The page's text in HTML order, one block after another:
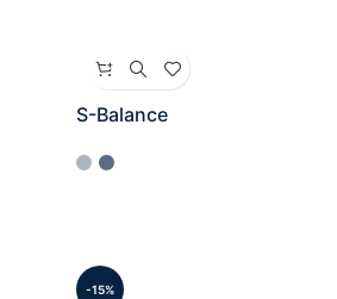
S-Balance
-15%